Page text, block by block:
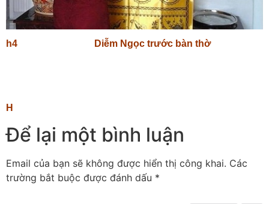
h4 Diễm Ngọc trước bàn thờ
H
Để lại một bình luận
Email của bạn sẽ không được hiển thị công khai. Các
trường bắt buộc được đánh dấu *